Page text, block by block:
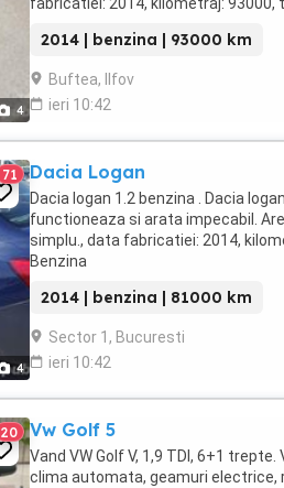
4
2014 | benzina | 93000 km
Buftea, Ilfov
ieri 10:42
4
71 Dacia Logan
Dacia logan 1.2 benzina . Dacia
functioneaza si arata impecabil.
simplu., data fabricatiei: 2014,
Benzina
2014 | benzina | 81000 km
Sector 1, Bucuresti
ieri 10:42
20 Vw Golf 5
Vand VW Golf V, 1,9 TDI, 6+1 trepte.
clima automata, geamuri electrice,